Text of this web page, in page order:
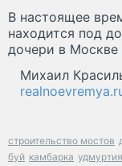
В настоящее
находится под
дочери в Москве
Михаил
строительство мостов
буй камбарка удмуртия